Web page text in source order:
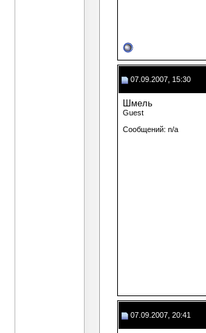
07.09.2007, 15:30
Шмель
Guest
Сообщений: n/a
07.09.2007, 20:41